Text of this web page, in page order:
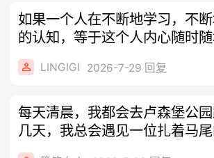
如果一个人在不断地学习，不
的认知，等于这个人内心随时
的。内
LINGIGI 2026-7-29 回复
每天清晨，我都会去卢森堡公
几天，我总会遇见一位扎着马
的跑